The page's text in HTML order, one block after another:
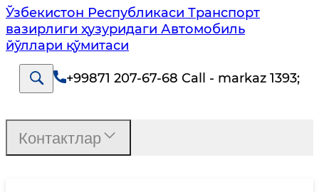
Ўзбекистон Республикаси Транспорт
вазирлиги ҳузуридаги Автомобиль
йўллари қўмитаси
+99871 207-67-68 Call - markaz 1393;
Контактлар